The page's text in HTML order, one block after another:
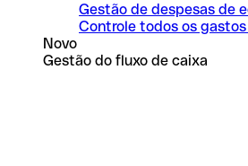
Gestão de despesas de
Controle todos os
Novo
Gestão do fluxo de caixa